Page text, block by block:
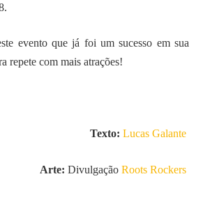
evento que já foi um sucesso em sua
repete com mais atrações!
Texto: Lucas Galante
Arte: Divulgação Roots Rockers